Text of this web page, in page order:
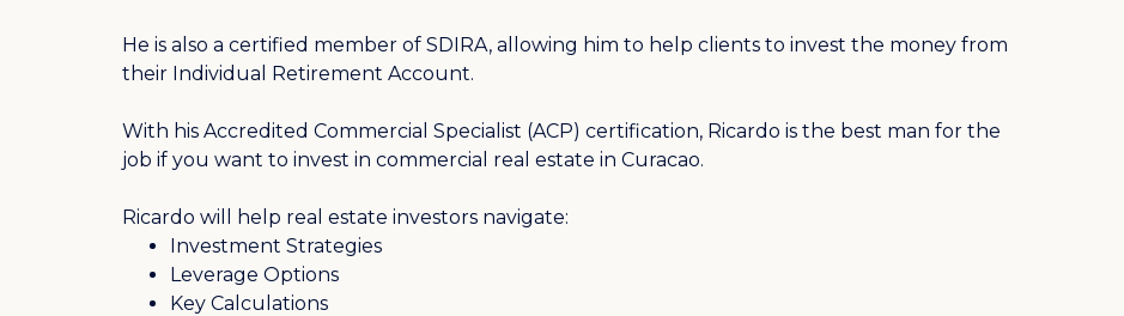
He is also a certified member of SDIRA, allowing him to help clients to invest the money from
their Individual Retirement Account.
With his Accredited Commercial Specialist (ACP) certification, Ricardo is the best man for the
job if you want to invest in commercial real estate in Curacao.
Ricardo will help real estate investors navigate:
Investment Strategies
Leverage Options
Key Calculations